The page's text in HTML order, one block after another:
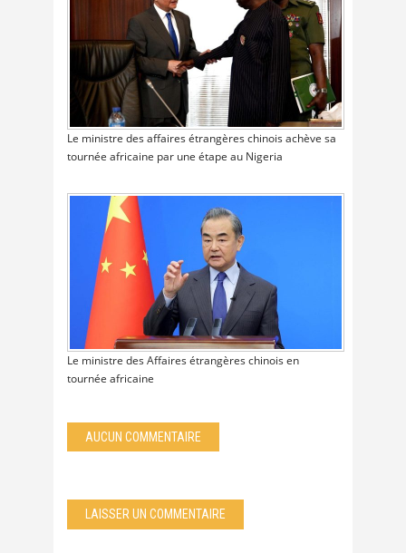
Le ministre des affaires étrangères chinois achève sa
tournée africaine par une étape au Nigeria
Le ministre des Affaires étrangères chinois en
tournée africaine
AUCUN COMMENTAIRE
LAISSER UN COMMENTAIRE